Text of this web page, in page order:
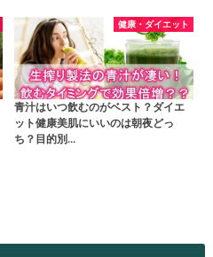
健康・ダイエット
青汁はいつ飲むのがベスト？ダイエ
ット健康美肌にいいのは朝夜どっ
ち？目的別…